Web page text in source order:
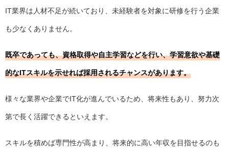
IT業界は人材不足が続いており、未経験者を対象に研修を行う企業
も少なくありません。
既卒であっても、資格取得や自主学習などを行い、学習意欲や基礎
的なITスキルを示せれば採用されるチャンスがあります。
様々な業界や企業でIT化が進んでいるため、将来性もあり、努力次
第で長く活躍できるといえます。
スキルを積めば専門性が高まり、将来的に高い年収を目指せるのも